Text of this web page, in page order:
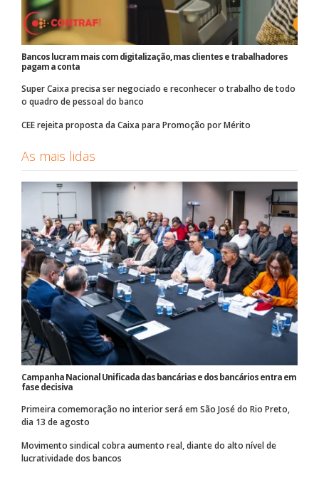
Bancos lucram mais com digitalização, mas clientes e trabalhadores
pagam a conta
Super Caixa precisa ser negociado e reconhecer o trabalho de todo
o quadro de pessoal do banco
CEE rejeita proposta da Caixa para Promoção por Mérito
As mais lidas
Campanha Nacional Unificada das bancárias e dos bancários entra em
fase decisiva
Primeira comemoração no interior será em São José do Rio Preto,
dia 13 de agosto
Movimento sindical cobra aumento real, diante do alto nível de
lucratividade dos bancos